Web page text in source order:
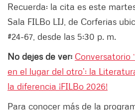
Recuerda: la cita es este
Sala FILBo LIJ, de Corferias
#24-67, desde las 5:30 p. m.
No dejes de ver: Conversatorio
en el lugar del otro’: la
la diferencia ¡FILBo 2026!
Para conocer más de la